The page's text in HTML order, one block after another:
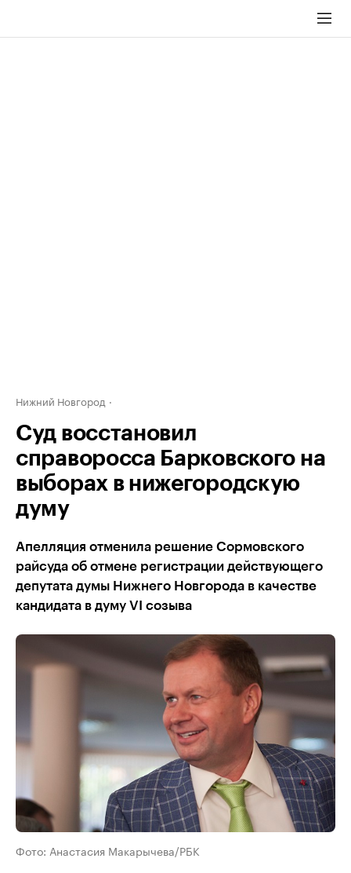
Нижний Новгород
Суд восстановил
справоросса Барковского на
выборах в нижегородскую
думу
Апелляция отменила решение Сормовского
райсуда об отмене регистрации действующего
депутата думы Нижнего Новгорода в качестве
кандидата в думу VI созыва
Фото: Анастасия Макарычева/РБК